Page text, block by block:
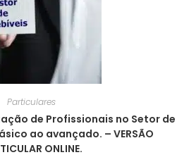
Particulares
de Profissionais no Setor de
ao avançado. – VERSÃO
ONLINE.